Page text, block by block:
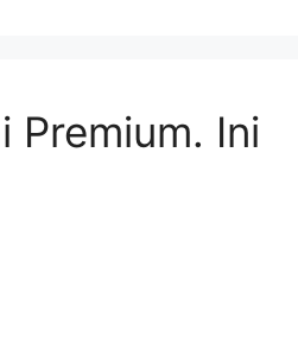
Premium. Ini